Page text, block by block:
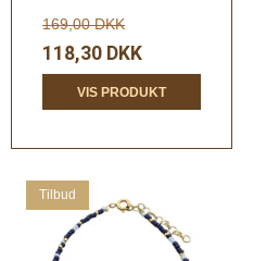
169,00 DKK
118,30 DKK
VIS PRODUKT
Tilbud